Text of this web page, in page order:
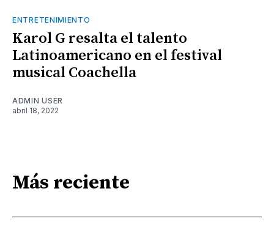
ENTRETENIMIENTO
Karol G resalta el talento
Latinoamericano en el festival
musical Coachella
ADMIN USER
abril 18, 2022
Más reciente